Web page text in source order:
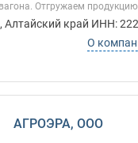
Отгружаем
Алтайский край ИНН:
О
АГРОЭРА, ООО